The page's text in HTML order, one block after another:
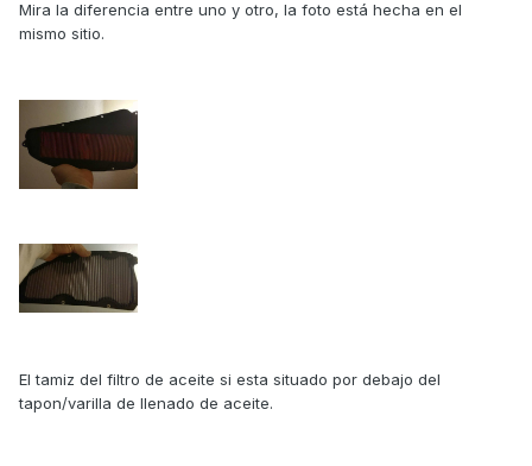
Mira la diferencia entre uno y otro, la foto está hecha en el
mismo sitio.
El tamiz del filtro de aceite si esta situado por debajo del
tapon/varilla de llenado de aceite.